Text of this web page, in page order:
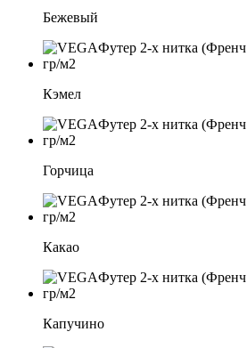
Бежевый
Кэмел
Горчица
Какао
Капучино